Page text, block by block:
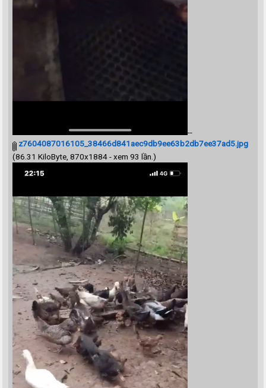
--
z7604087016105_38466d841aec9db9ee63b2db7ee37ad5.jpg
(86.31 KiloByte, 870x1884 - xem 93 lần.)